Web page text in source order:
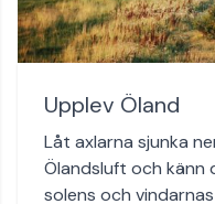
Upplev Öland
Låt axlarna sjunka
Ölandsluft och känn
solens och